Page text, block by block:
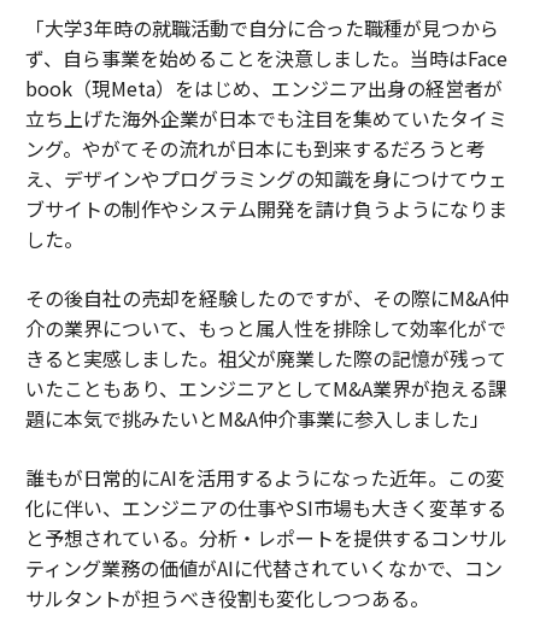
「大学3年時の就職活動で自分に合った職種が見つから
ず、自ら事業を始めることを決意しました。当時はFace
book（現Meta）をはじめ、エンジニア出身の経営者が
立ち上げた海外企業が日本でも注目を集めていたタイミ
ング。やがてその流れが日本にも到来するだろうと考
え、デザインやプログラミングの知識を身につけてウェ
ブサイトの制作やシステム開発を請け負うようになりま
した。
その後自社の売却を経験したのですが、その際にM&A仲
介の業界について、もっと属人性を排除して効率化がで
きると実感しました。祖父が廃業した際の記憶が残って
いたこともあり、エンジニアとしてM&A業界が抱える課
題に本気で挑みたいとM&A仲介事業に参入しました」
誰もが日常的にAIを活用するようになった近年。この変
化に伴い、エンジニアの仕事やSI市場も大きく変革する
と予想されている。分析・レポートを提供するコンサル
ティング業務の価値がAIに代替されていくなかで、コン
サルタントが担うべき役割も変化しつつある。